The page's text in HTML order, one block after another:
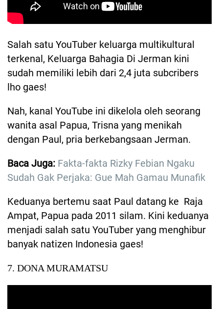
Salah satu YouTuber keluarga multikultural
terkenal, Keluarga Bahagia Di Jerman kini
sudah memiliki lebih dari 2,4 juta subcribers
lho gaes!
Nah, kanal YouTube ini dikelola oleh seorang
wanita asal Papua, Trisna yang menikah
dengan Paul, pria berkebangsaan Jerman.
Baca Juga: Fakta-fakta Rizky Febian Ngaku
Sudah Gak Perjaka: Gue Mah Gamau Munafik
Keduanya bertemu saat Paul datang ke Raja
Ampat, Papua pada 2011 silam. Kini keduanya
menjadi salah satu YouTuber yang menghibur
banyak natizen Indonesia gaes!
7. DONA MURAMATSU